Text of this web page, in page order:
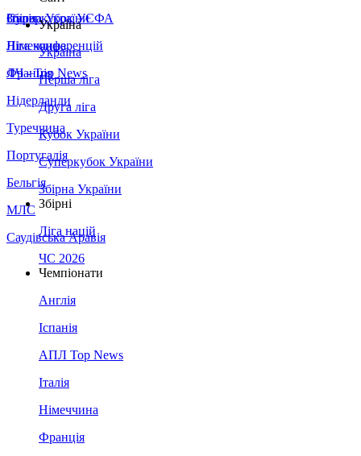
Збірна України
Італія
Німеччина
Франція
Нідерланди
Туреччина
Португалія
Бельгія
МЛС
Саудівська Аравія
Суперкубок УЄФА
Ліга конференцій
ЛЧ - Top News
Україна
Україна
Перша ліга
Друга ліга
Кубок України
Суперкубок України
Збірна України
Збірні
Ліга націй
ЧС 2026
Чемпіонати
Англія
Іспанія
АПЛ Top News
Італія
Німеччина
Франція